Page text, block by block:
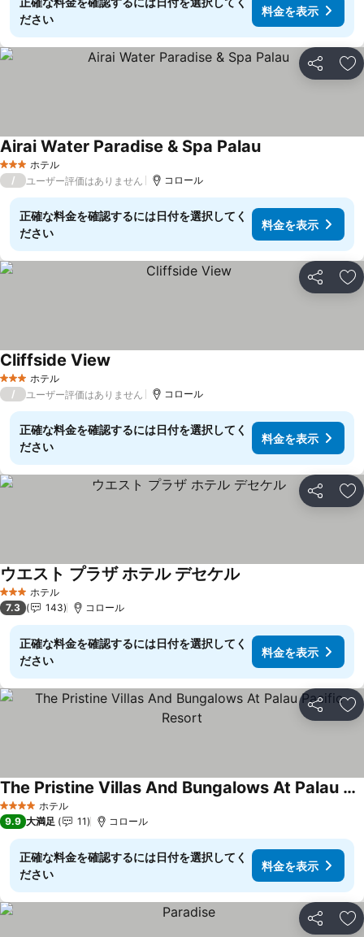
ださい
料金を表示
シェア お
3 ホテルのランク
ホテル
Airai Water Paradise & Spa Palau料金を表示
/ ユーザー評価はありません コロール
正確な料金を確認するには日付を選択してく
ださい
料金を表示
シェア お
3 ホテルのランク
ホテル
Cliffside View
/ ユーザー評価はありません コロール
正確な料金を確認するには日付を選択してく
ださい
料金を表示
シェア お
3 ホテルのランク
ホテル
ウエスト プラザ ホテル デセケル
7.3 143 コロール
正確な料金を確認するには日付を選択してく
ださい
料金を表示
シェア お
4 ホテルのランク
ホテル
The Pristine Villas And Bungalows At Palau Pacific Resort
料金を表示
9.9 大満足 11 コロール
正確な料金を確認するには日付を選択してく
ださい
料金を表示
シェア お